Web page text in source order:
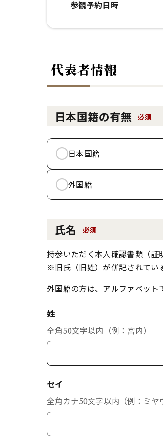
参観予約日時
代表者情報
日本国籍の有無 必須
日本国籍
外国籍
氏名 必須
持参いただく本人確認書類（証
※旧氏（旧姓）が併記されてい
外国籍の方は、アルファベット
姓
全角50文字以内（例：宮内）
セイ
全角カナ50文字以内（例：ミヤ